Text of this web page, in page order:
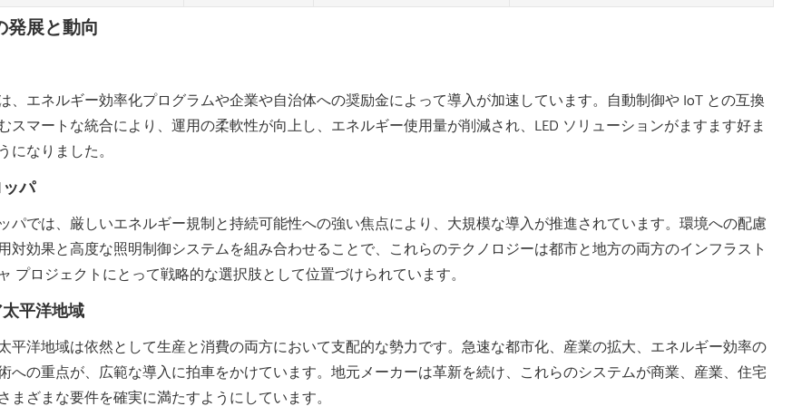
発展と動向
、エネルギー効率化プログラムや企業や自治体への奨励金によって導入が加速しています。自動制御や IoT との互換
スマートな統合により、運用の柔軟性が向上し、エネルギー使用量が削減され、LED ソリューションがますます好ま
になりました。
パ
パでは、厳しいエネルギー規制と持続可能性への強い焦点により、大規模な導入が推進されています。環境への配慮
対効果と高度な照明制御システムを組み合わせることで、これらのテクノロジーは都市と地方の両方のインフラスト
プロジェクトにとって戦略的な選択肢として位置づけられています。
平洋地域
平洋地域は依然として生産と消費の両方において支配的な勢力です。急速な都市化、産業の拡大、エネルギー効率の
への重点が、広範な導入に拍車をかけています。地元メーカーは革新を続け、これらのシステムが商業、産業、住宅
まざまな要件を確実に満たすようにしています。